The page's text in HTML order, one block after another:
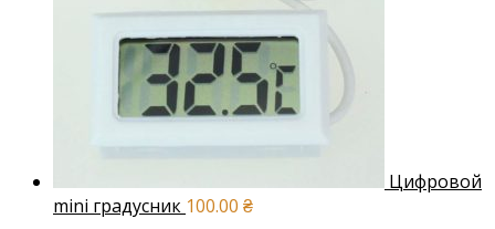
Цифровой
mini градусник 100.00 ₴